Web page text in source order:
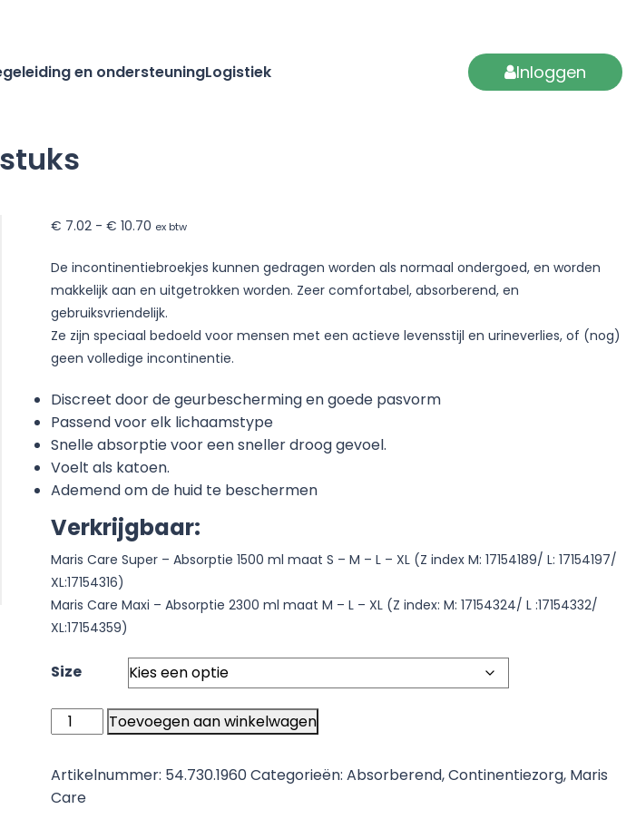
en ondersteuningLogistiek Inloggen
€ 7.02 - € 10.70Prijsklasse:
tot
€ 10.70
ex btw
De incontinentiebroekjes kunnen gedragen worden als normaal ondergoed, en worden
makkelijk aan en uitgetrokken worden. Zeer comfortabel, absorberend, en
gebruiksvriendelijk.
Ze zijn speciaal bedoeld voor mensen met een actieve levensstijl en urineverlies, of (nog)
geen volledige incontinentie.
Discreet door de geurbescherming en goede pasvorm
Passend voor elk lichaamstype
Snelle absorptie voor een sneller droog gevoel.
Voelt als katoen.
Ademend om de huid te beschermen
Verkrijgbaar:
Maris Care Super – Absorptie 1500 ml maat S – M – L – XL (Z index M: 17154189/ L: 17154197/
XL:17154316)
Maris Care Maxi – Absorptie 2300 ml maat M – L – XL (Z index: M: 17154324/ L :17154332/
XL:17154359)
Size
Incontinentie
broekjes
verpakking
14
Toevoegen aan winkelwagen
Artikelnummer: 54.730.1960Categorieën: Absorberend,Continentiezorg, Maris
Care